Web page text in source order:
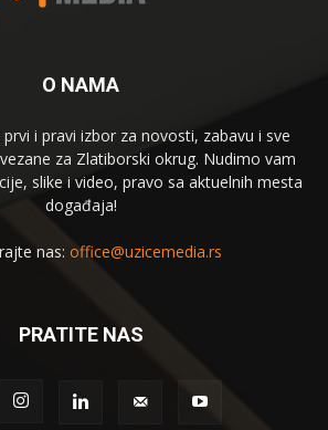
O NAMA
i pravi izbor za novosti, zabavu i sve
za Zlatiborski okrug. Nudimo vam
slike i video, pravo sa aktuelnih mesta
događaja!
nas: office@uzicemedia.rs
PRATITE NAS